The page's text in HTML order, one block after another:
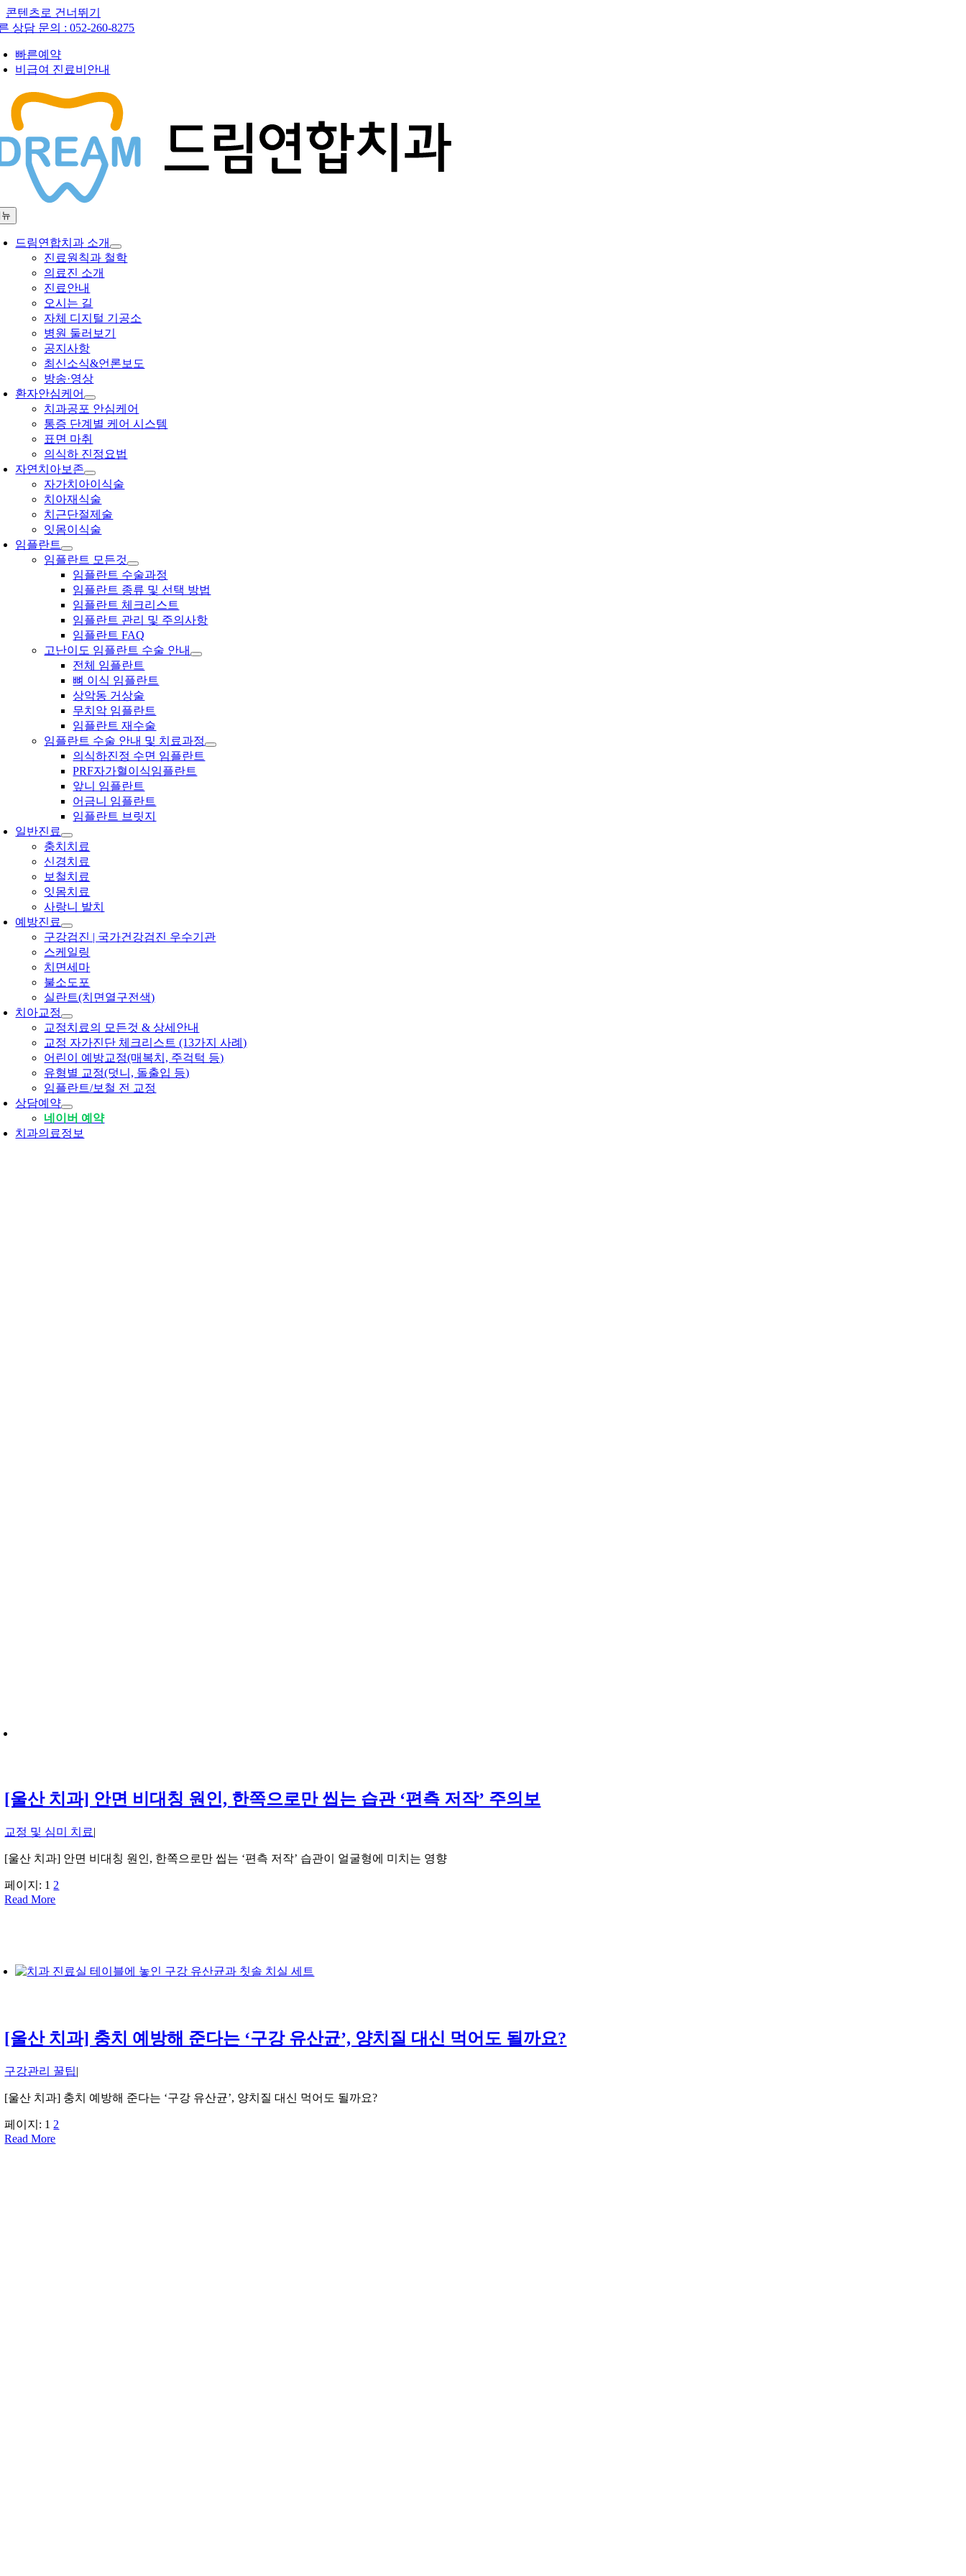
콘텐츠로 건너뛰기
상담 문의 :052-260-8275
빠른예약
비급여 진료비안내
드림연합치과 소개
진료원칙과 철학
의료진 소개
진료안내
오시는 길
자체 디지털 기공소
병원 둘러보기
공지사항
최신소식&언론보도
방송·영상
환자안심케어
치과공포 안심케어
통증 단계별 케어 시스템
표면 마취
의식하 진정요법
자연치아보존
자가치아이식술
치아재식술
치근단절제술
잇몸이식술
임플란트
임플란트 모든것
임플란트 수술과정
임플란트 종류 및 선택 방법
임플란트 체크리스트
임플란트 관리 및 주의사항
임플란트 FAQ
고난이도 임플란트 수술 안내
전체 임플란트
뼈 이식 임플란트
상악동 거상술
무치악 임플란트
임플란트 재수술
임플란트 수술 안내 및 치료과정
의식하진정 수면 임플란트
PRF자가혈이식임플란트
앞니 임플란트
어금니 임플란트
임플란트 브릿지
일반진료
충치치료
신경치료
보철치료
잇몸치료
사랑니 발치
예방진료
구강검진 | 국가건강검진 우수기관
스케일링
치면세마
불소도포
실란트(치면열구전색)
치아교정
교정치료의 모든것 & 상세안내
교정 자가진단 체크리스트 (13가지 사례)
어린이 예방교정(매복치, 주걱턱 등)
유형별 교정(덧니, 돌출입 등)
임플란트/보철 전 교정
상담예약
네이버 예약
치과의료정보
[울산 치과] 안면 비대칭 원인, 한쪽으로만 씹는 습관 ‘편측 저작’ 주의보
교정 및 심미 치료|
[울산 치과] 안면 비대칭 원인, 한쪽으로만 씹는 ‘편측 저작’ 습관이 얼굴형에 미치는 영향
페이지: 1 2
Read More
[울산 치과] 충치 예방해 준다는 ‘구강 유산균’, 양치질 대신 먹어도 될까요?
구강관리 꿀팁|
[울산 치과] 충치 예방해 준다는 ‘구강 유산균’, 양치질 대신 먹어도 될까요?
페이지: 1 2
Read More